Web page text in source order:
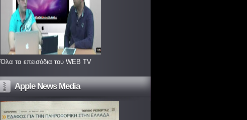
Όλα τα επεισόδια του WEB TV
Apple News Media